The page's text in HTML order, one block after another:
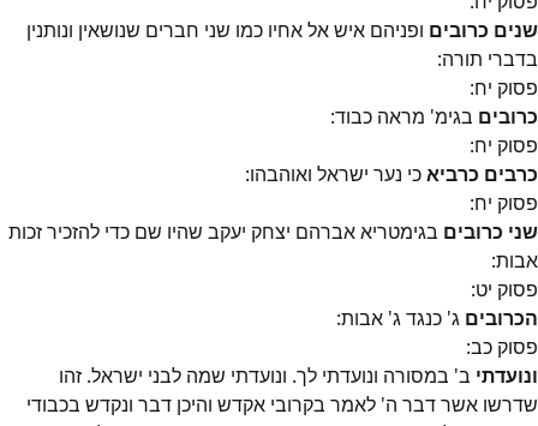
שנים כרובים ופניהם איש אל אחיו כמו שני חברים שנושאין ונותנין
בדברי תורה:
פסוק יח:
כרובים בגימ' מראה כבוד:
פסוק יח:
כרבים כרביאכי נער ישראל ואוהבהו:
פסוק יח:
שני כרובים בגימטריא אברהם יצחק יעקב שהיו שם כדי להזכיר זכות
אבות:
פסוק יט:
הכרובים ג' כנגד ג' אבות:
פסוק כב:
ונועדתי ב' במסורה ונועדתי לך. ונועדתי שמה לבני ישראל. זהו
שדרשו אשר דבר ה' לאמר בקרובי אקדש והיכן דבר ונקדש בכבודי